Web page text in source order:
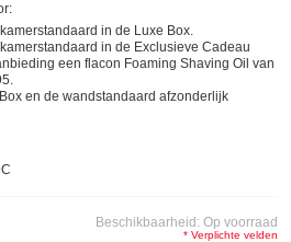
in de Luxe Box.
in de Exclusieve Cadeau
een flacon Foaming Shaving Oil van
en de wandstandaard afzonderlijk
Beschikbaarheid: Op voorraad
* Verplichte velden